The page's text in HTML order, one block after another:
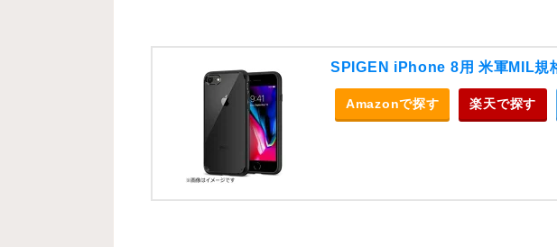
SPIGEN iPhone 8用 米軍MIL規
Amazonで探す 楽天で探す